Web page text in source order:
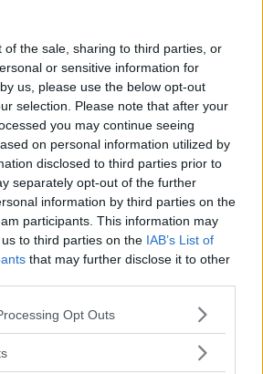
of the sale, sharing to third parties, or
or sensitive information for
us, please use the below opt-out
selection. Please note that after your
you may continue seeing
on personal information utilized by
disclosed to third parties prior to
separately opt-out of the further
information by third parties on the
participants. This information may
to third parties on the IAB’s List of
that may further disclose it to other
website/app uses one or more Google
or usage behaviour. You may click to
Opt Outs
9.3
è infatti stato regalato da mia sorella
poco v...continua a leggere